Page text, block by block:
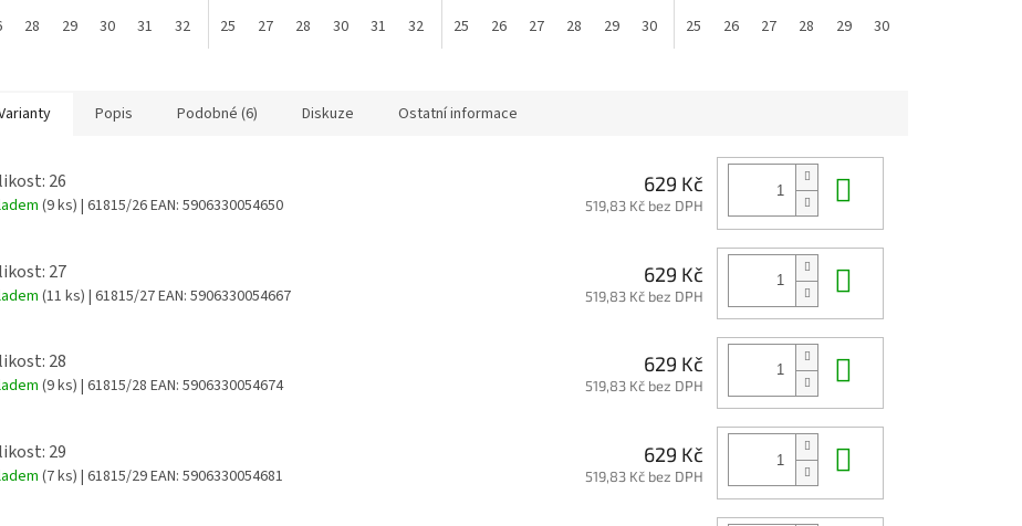
podešev- nulový...
28 29 30 31 32
flexibilní podešev- nulový...
25 27 28 30 31 32
aktivitu...
25 26 27 28 29 30 31 32 33 34 35
flexibilní podešev- nulový...
25 26 27 28 29 30
Popis Podobné (6) Diskuze Ostatní informace
26
(9 ks) | 61815/26EAN: 5906330054650
629 Kč
519,83 Kč bez DPH
27
(11 ks) | 61815/27EAN: 5906330054667
629 Kč
519,83 Kč bez DPH
28
(9 ks) | 61815/28 EAN: 5906330054674
629 Kč
519,83 Kč bez DPH
29
(7 ks) | 61815/29EAN: 5906330054681
629 Kč
519,83 Kč bez DPH